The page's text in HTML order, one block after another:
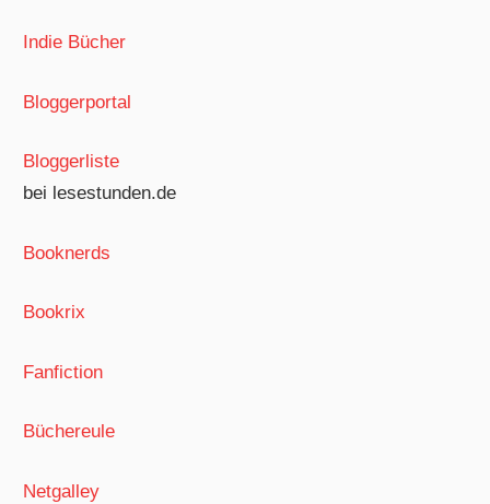
Indie Bücher
Bloggerportal
Bloggerliste
bei lesestunden.de
Booknerds
Bookrix
Fanfiction
Büchereule
Netgalley